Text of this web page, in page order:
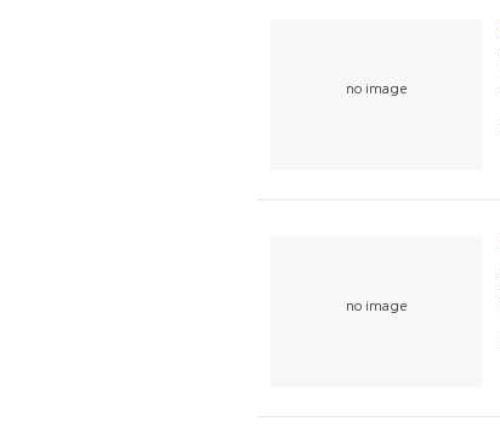
no image
no image